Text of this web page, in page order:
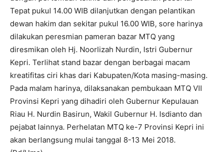
Tepat pukul 14.00 WIB dilanjutkan dengan pelantikan
dewan hakim dan sekitar pukul 16.00 WIB, sore harinya
dilakukan peresmian pameran bazar MTQ yang
diresmikan oleh Hj. Noorlizah Nurdin, Istri Gubernur
Kepri. Terlihat stand bazar dengan berbagai macam
kreatifitas ciri khas dari Kabupaten/Kota masing-masing.
Pada malam harinya, dilaksanakan pembukaan MTQ VII
Provinsi Kepri yang dihadiri oleh Gubernur Kepulauan
Riau H. Nurdin Basirun, Wakil Gubernur H. Isdianto dan
pejabat lainnya. Perhelatan MTQ ke-7 Provinsi Kepri ini
akan berlangsung mulai tanggal 8-13 Mei 2018.